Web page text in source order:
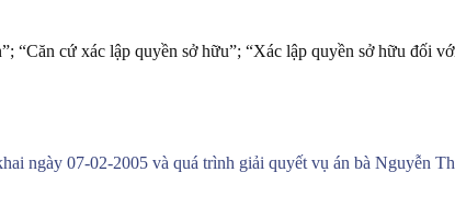
“Căn cứ xác lập quyền sở hữu”; “Xác lập quyền sở hữu đối
ngày 07-02-2005 và quá trình giải quyết vụ án bà Nguyễn